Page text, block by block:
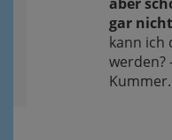
gar
kann ich
werden?
Kummer.